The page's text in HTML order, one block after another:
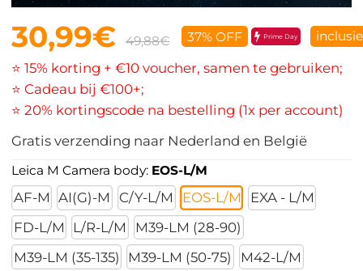
30,99€ 49,88€ 37% OFF Prime Day
⭐ 15% korting + €10 voucher, samen te gebruiken;
⭐ Cadeau bij €100+;
⭐ 20% kortingscode na bestelling (1x per account)
Gratis verzending naar Nederland en België
Leica M Camera body: EOS-L/M
AF-M AI(G)-M C/Y-L/M EOS-L/M
EXA - L/M
FD-L/M
L/R-L/M
M39-LM (28-90)
M39-LM (35-135)
M39-LM (50-75)
M42-L/M